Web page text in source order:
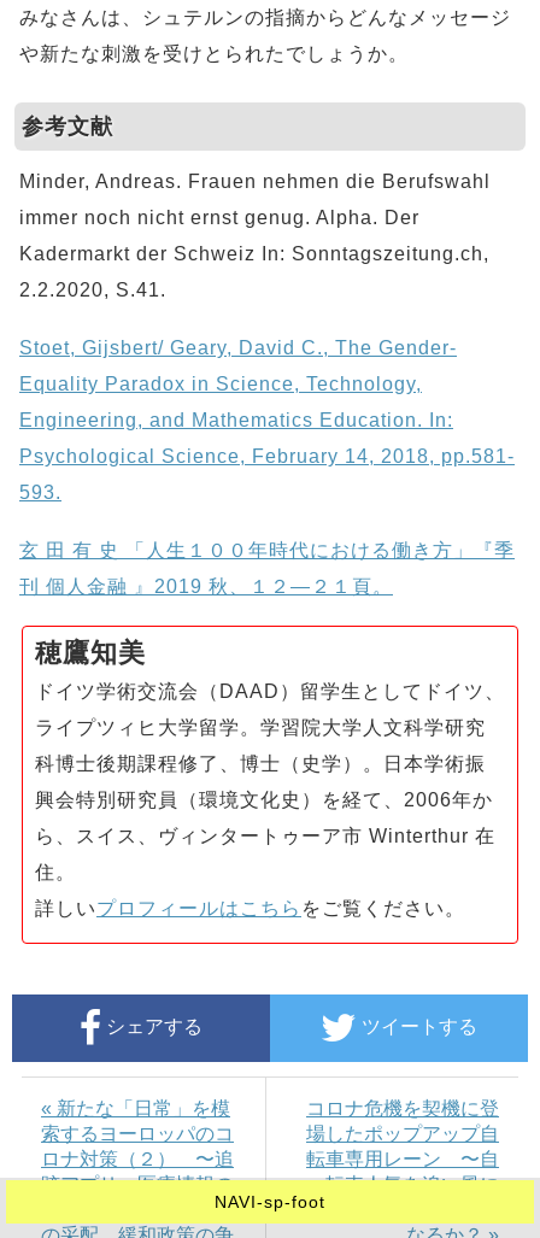
みなさんは、シュテルンの指摘からどんなメッセージ
や新たな刺激を受けとられたでしょうか。
参考文献
Minder, Andreas. Frauen nehmen die Berufswahl
immer noch nicht ernst genug. Alpha. Der
Kadermarkt der Schweiz In: Sonntagszeitung.ch,
2.2.2020, S.41.
Stoet, Gijsbert/ Geary, David C., The Gender-
Equality Paradox in Science, Technology,
Engineering, and Mathematics Education. In:
Psychological Science, February 14, 2018, pp.581-
593.
玄 田 有 史 「人生１００年時代における働き方」『季
刊 個人金融 』2019 秋、１２―２１頁。
穂鷹知美
ドイツ学術交流会（DAAD）留学生としてドイツ、
ライプツィヒ大学留学。学習院大学人文科学研究
科博士後期課程修了、博士（史学）。日本学術振
興会特別研究員（環境文化史）を経て、2006年か
ら、スイス、ヴィンタートゥーア市 Winterthur 在
住。
詳しいプロフィールはこちら をご覧ください。
シェアする ツイートする
« 新たな「日常」を模
索するヨーロッパのコ
ロナ対策（２） 〜追
跡アプリ、医療情報の
デジタル化、地方行政
コロナ危機を契機に登
場したポップアップ自
転車専用レーン 〜自
転車人気を追い風に
「自転車都市」に転換
NAVI-sp-foot